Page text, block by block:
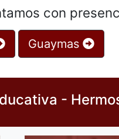
con
Guaymas
-